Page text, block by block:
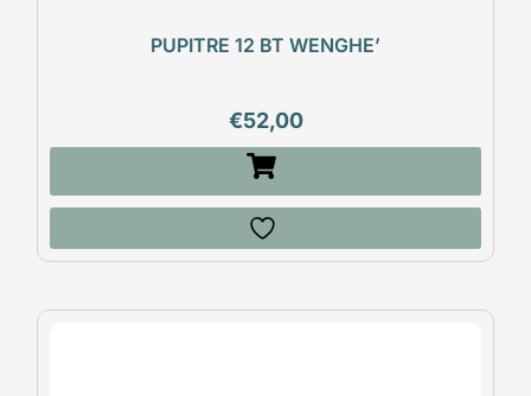
PUPITRE 12 BT WENGHE’
€52,00